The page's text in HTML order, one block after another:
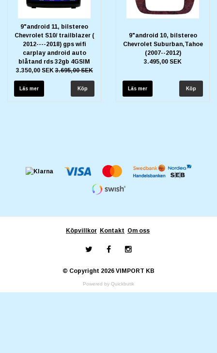
9"android 11, bilstereo
Chevrolet S10/ trailblazer (
2012----2018) gps wifi
carplay android auto
blåtand rds 32gb 4GSIM
3.350,00 SEK3.695,00 SEK
Läs mer
9"android 10, bilstereo
Chevrolet Suburban,Tahoe
(2007--2012)
3.495,00 SEK
Läs mer
Köpvillkor Kontakt Om oss
© Copyright 2026 VIMPORT KB
Powered by Quickbutik